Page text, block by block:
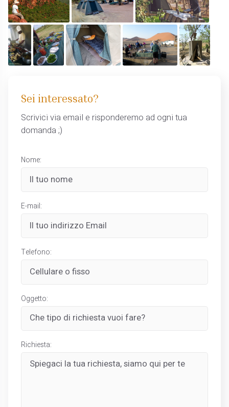
Sei interessato?
Scrivici via email e risponderemo ad ogni tua
domanda ;)
Nome:
E-mail:
Telefono:
Oggetto:
Richiesta: